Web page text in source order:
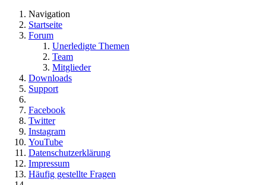
Navigation
Startseite
Forum
Unerledigte Themen
Team
Mitglieder
Downloads
Support
Facebook
Twitter
Instagram
YouTube
Datenschutzerklärung
Impressum
Häufig gestellte Fragen